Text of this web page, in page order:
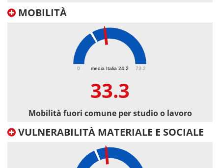
MOBILITÀ
media Italia 24.2
0 73.2
33.3
Mobilità fuori comune per studio o lavoro
VULNERABILITÀ MATERIALE E SOCIALE